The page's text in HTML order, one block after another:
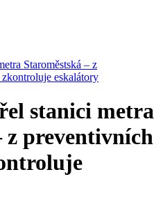
Staroměstská – z
eskalátory
stanici metra
z preventivních